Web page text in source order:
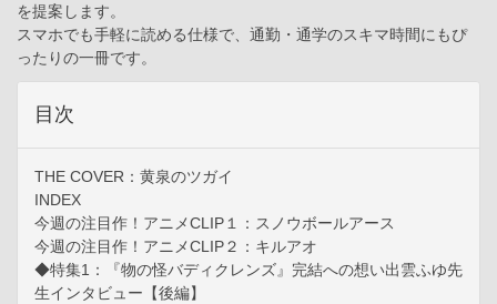
を提案します。
スマホでも手軽に読める仕様で、通勤・通学のスキマ時間にもぴ
ったりの一冊です。
目次
THE COVER：黄泉のツガイ
INDEX
今週の注目作！アニメCLIP１：スノウボールアース
今週の注目作！アニメCLIP２：キルアオ
◆特集1：『物の怪バディクレンズ』完結への想い出雲ふゆ先
生インタビュー【後編】